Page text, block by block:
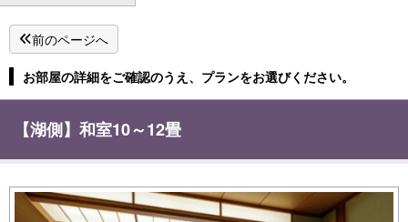
前のページへ
お部屋の詳細をご確認のうえ、プランをお選びください。
【湖側】和室10～12畳